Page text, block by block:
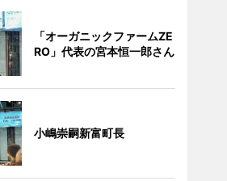
「オーガニックファームZE
RO」代表の宮本恒一郎さん
小嶋崇嗣新富町長